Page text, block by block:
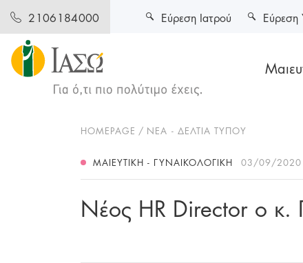
2106184000 Εύρεση Ιατρού Εύρεση
HOMEPAGE ΝΕΑ - ΔΕΛΤΙΑ ΤΥΠΟΥ
ΜΑΙΕΥΤΙΚΉ - ΓΥΝΑΙΚΟΛΟΓΙΚΉ 03/09/2020
Nέoς HR Director ο κ.